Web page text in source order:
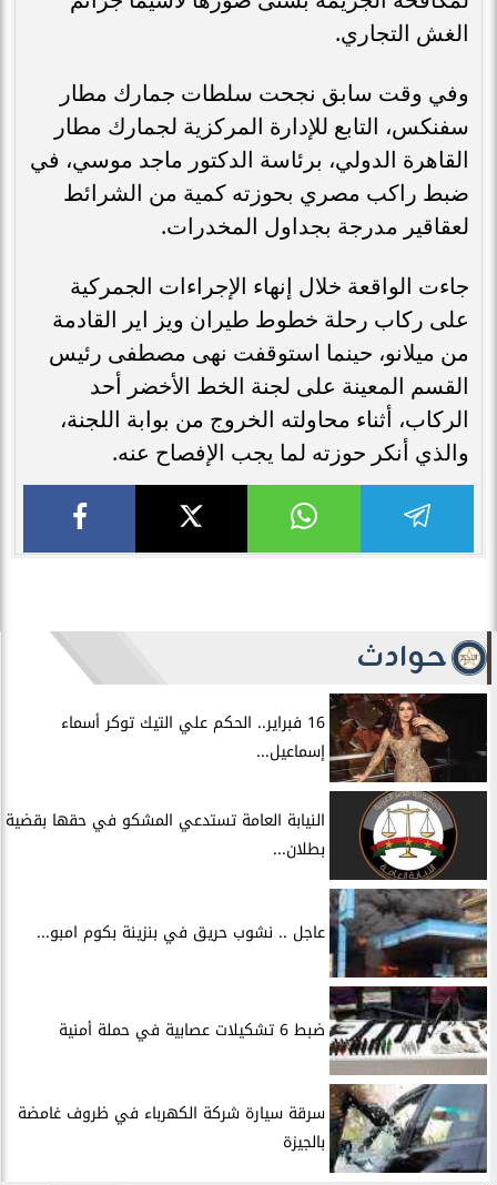
الغش التجاري.
وفي وقت سابق نجحت سلطات جمارك مطار
سفنكس، التابع للإدارة المركزية لجمارك مطار
القاهرة الدولي، برئاسة الدكتور ماجد موسي، في
ضبط راكب مصري بحوزته كمية من الشرائط
لعقاقير مدرجة بجداول المخدرات.
جاءت الواقعة خلال إنهاء الإجراءات الجمركية
على ركاب رحلة خطوط طيران ويز اير القادمة
من ميلانو، حينما استوقفت نهى مصطفى رئيس
القسم المعينة على لجنة الخط الأخضر أحد
الركاب، أثناء محاولته الخروج من بوابة اللجنة،
والذي أنكر حوزته لما يجب الإفصاح عنه.
حوادث
16 فبراير.. الحكم علي التيك توكر أسماء
إسماعيل...
النيابة العامة تستدعي المشكو في حقها بقضية
بطلان...
عاجل .. نشوب حريق في بنزينة بكوم امبو...
ضبط 6 تشكيلات عصابية في حملة أمنية
سرقة سيارة شركة الكهرباء في ظروف غامضة
بالجيزة